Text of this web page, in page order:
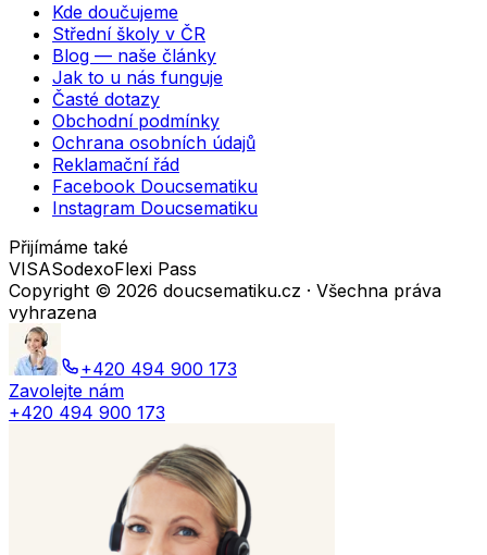
Kde doučujeme
Střední školy v ČR
Blog — naše články
Jak to u nás funguje
Časté dotazy
Obchodní podmínky
Ochrana osobních údajů
Reklamační řád
Facebook Doucsematiku
Instagram Doucsematiku
Přijímáme také
VISASodexoFlexi Pass
Copyright © 2026 doucsematiku.cz · Všechna práva
vyhrazena
+420 494 900 173
Zavolejte nám
+420 494 900 173